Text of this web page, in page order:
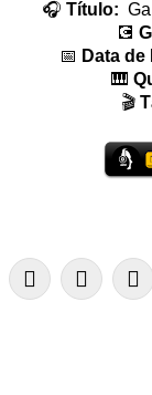
🎧 Título:
💽
📅 Data
🎹
🎬